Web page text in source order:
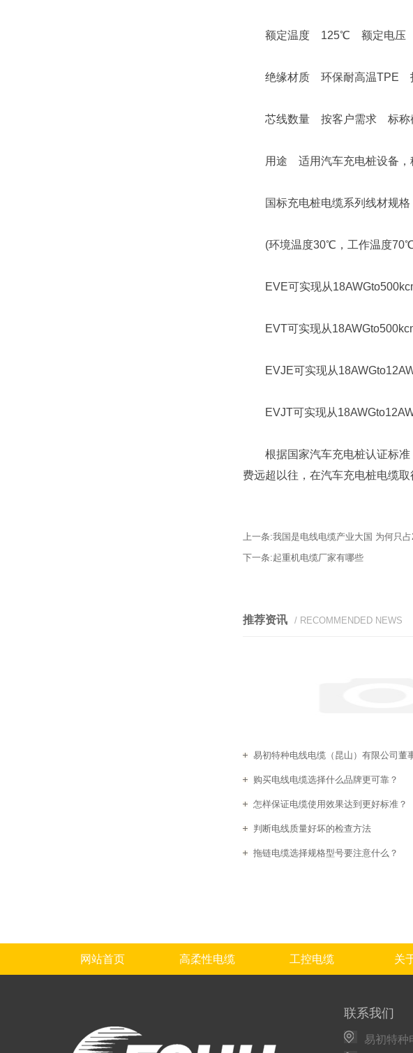
额定温度 125℃ 额定电压
绝缘材质 环保耐高温TPE
芯线数量 按客户需求 标称
用途 适用汽车充电桩设备，移
国标充电桩电缆系列线材规
(环境温度30℃，工作温度
EVE可实现从
EVT可实现从
EVJE可实现从
EVJT可实现从
根据国家汽车充电桩认证标准
费远超以往，在汽车充电桩电缆
上一条:我国是电线电缆产业大国 为何只
下一条:起重机电缆厂家有哪些
推荐资讯 / RECOMMENDED NEWS
易初特种电线电缆（昆山）有限公司
购买电线电缆选择什么品牌更可靠？
怎样保证电缆使用效果达到更好标准？
判断电线质量好坏的检查方法
拖链电缆选择规格型号要注意什么？
网站首页 高柔性电缆 工控电缆 关
联系我们
易初特种